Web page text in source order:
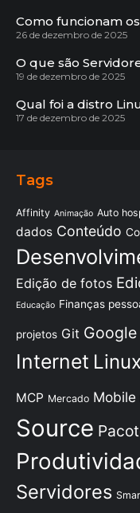
Como funcionam
26 de dezembro de 2025
O que são
19 de dezembro de 2025
Qual foi a distro
17 de dezembro de 2025
Tags
Affinity Animação Auto
dados Conteúdo
Edição de fotos
Educação Finanças
projetos Git
Internet Linux
MCP Mercado Mobile
Source
Servidores